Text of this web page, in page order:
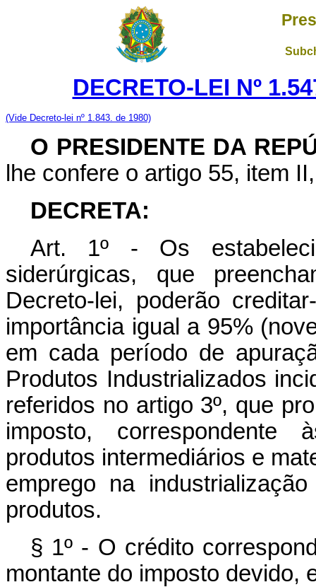
DECRETO-LEI Nº
(Vide Decreto-lei nº 1.843. de 1980)
O PRESIDENTE DA
lhe confere o artigo 55, item
DECRETA:
Art. 1º - Os
siderúrgicas, que
Decreto-lei, poderão
importância igual a 95%
em cada período de
Produtos Industrializados
referidos no artigo 3º, que
imposto, correspondente
produtos intermediários e
emprego na
produtos.
§ 1º - O crédito
montante do imposto devido,